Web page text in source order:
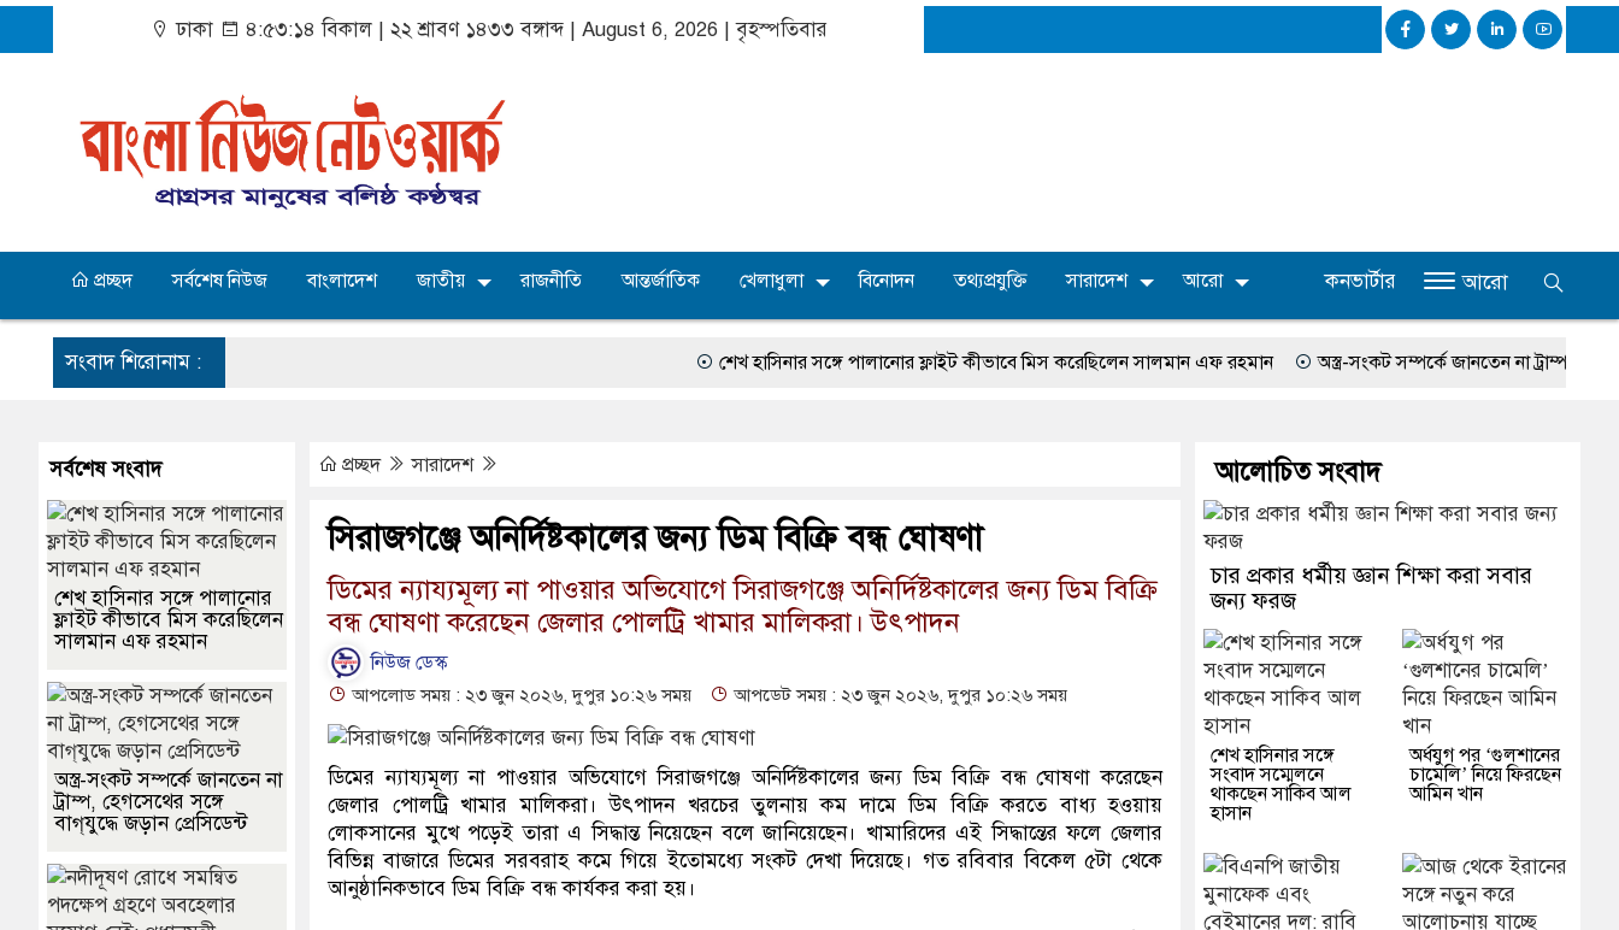
ঢাকা ৪:৫৩:১৫ বিকাল| ২২ শ্রাবণ ১৪৩৩ বঙ্গাব্দ | August 6, 2026 |বৃহস্পতিবার
প্রচ্ছদ সর্বশেষ নিউজ বাংলাদেশ জাতীয় রাজনীতি আন্তর্জাতিক খেলাধুলা বিনোদন তথ্যপ্রযুক্তি সারাদেশ আরো কনভার্টার আরো
সংবাদ শিরোনাম : শেখ হাসিনার সঙ্গে পালানোর ফ্লাইট কীভাবে মিস করেছিলেন সালমান এফ রহমান অস্ত্র-সংকট সম্পর্কে জানতেন না ট্রাম্প, হেগসেথের
প্রচ্ছদ সারাদেশ
সিরাজগঞ্জে অনির্দিষ্টকালের জন্য ডিম বিক্রি বন্ধ ঘোষণা
ডিমের ন্যায্যমূল্য না পাওয়ার অভিযোগে সিরাজগঞ্জে অনির্দিষ্টকালের জন্য ডিম বিক্রি
বন্ধ ঘোষণা করেছেন জেলার পোলট্রি খামার মালিকরা। উৎপাদন
নিউজ ডেস্ক
আপলোড সময় : ২৩ জুন ২০২৬, দুপুর ১০:২৬ সময় আপডেট সময় : ২৩ জুন ২০২৬, দুপুর ১০:২৬ সময়
ডিমের ন্যায্যমূল্য না পাওয়ার অভিযোগে সিরাজগঞ্জে অনির্দিষ্টকালের জন্য ডিম বিক্রি বন্ধ ঘোষণা করেছেন
জেলার পোলট্রি খামার মালিকরা। উৎপাদন খরচের তুলনায় কম দামে ডিম বিক্রি করতে বাধ্য হওয়ায়
লোকসানের মুখে পড়েই তারা এ সিদ্ধান্ত নিয়েছেন বলে জানিয়েছেন। খামারিদের এই সিদ্ধান্তের ফলে জেলার
বিভিন্ন বাজারে ডিমের সরবরাহ কমে গিয়ে ইতোমধ্যে সংকট দেখা দিয়েছে। গত রবিবার বিকেল ৫টা থেকে
আনুষ্ঠানিকভাবে ডিম বিক্রি বন্ধ কার্যকর করা হয়।
সর্বশেষ সংবাদ
শেখ হাসিনার সঙ্গে পালানোর
ফ্লাইট কীভাবে মিস করেছিলেন
সালমান এফ রহমান
অস্ত্র-সংকট সম্পর্কে জানতেন না
ট্রাম্প, হেগসেথের সঙ্গে
বাগ্‌যুদ্ধে জড়ান প্রেসিডেন্ট
আলোচিত সংবাদ
চার প্রকার ধর্মীয় জ্ঞান শিক্ষা করা সবার
জন্য ফরজ
শেখ হাসিনার সঙ্গে
সংবাদ সম্মেলনে
থাকছেন সাকিব আল
হাসান
অর্ধযুগ পর ‘গুলশানের
চামেলি’ নিয়ে ফিরছেন
আমিন খান